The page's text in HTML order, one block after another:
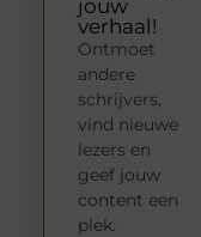
jouw
verhaal!
Ontmoet
andere
schrijvers,
vind nieuwe
lezers en
geef jouw
content een
plek.